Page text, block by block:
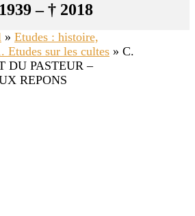
– † 2018
» Etudes : histoire,
Etudes sur les cultes » C.
DU PASTEUR –
REPONS